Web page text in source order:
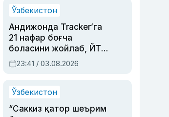
Ўзбекистон
Андижонда Tracker’га
21 нафар боғча
боласини жойлаб, ЙТҲ
содир этган аёлга суд
ҳукми ўқилди
23:41 / 03.08.2026
Ўзбекистон
“Саккиз қатор шеърим